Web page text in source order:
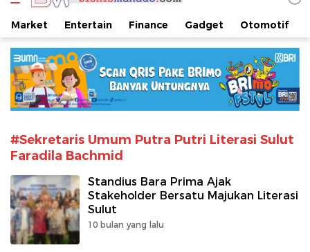
www.bisnismanado.com
Berita Bisnis Sulawesi Utara
Market Entertain Finance Gadget Otomotif
#Sekretaris Umum Putra Putri Literasi Sulut
Faradila Bachmid
Standius Bara Prima Ajak
Stakeholder Bersatu Majukan Literasi
Sulut
10 bulan yang lalu